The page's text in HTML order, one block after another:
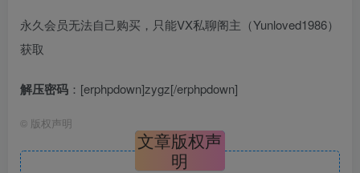
永久会员无法自己购买，只能VX私聊阁主（Yunloved1986）
获取
解压密码 ：[erphpdown]zygz[/erphpdown]
© 版权声明
文章版权声
明